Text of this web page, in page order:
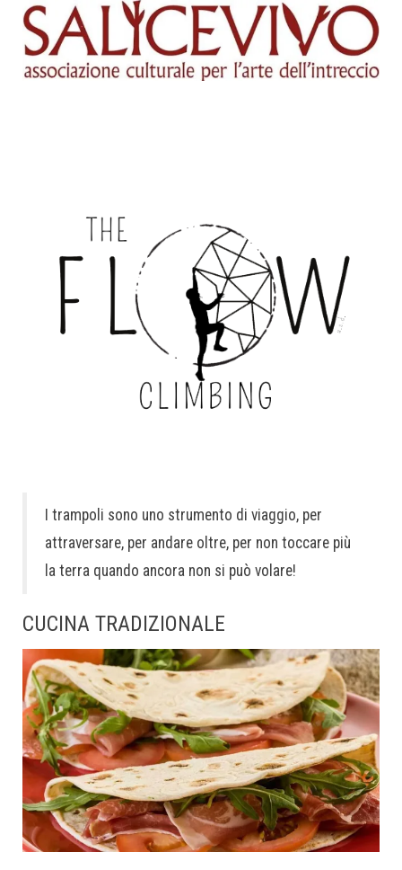
I trampoli sono uno strumento di viaggio, per
attraversare, per andare oltre, per non toccare più
la terra quando ancora non si può volare!
CUCINA TRADIZIONALE